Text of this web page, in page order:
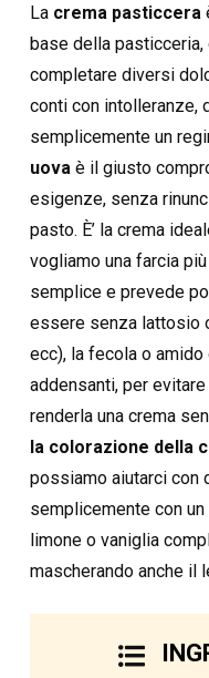
La crema pasticcera
base della
completare diversi
conti con intolleranze,
semplicemente un
uovaè il giusto
esigenze, senza
pasto. È’ la crema
vogliamo una farcia
semplice e prevede
essere senza lattosio
ecc), la fecola o amido
addensanti, per
renderla una crema
la colorazione della
possiamo aiutarci con
semplicemente con un
limone o vaniglia
mascherando anche il